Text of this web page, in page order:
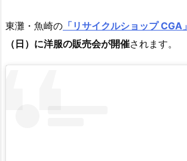
東灘・魚崎の 「リサイクルショップ CGA」
（日）に洋服の販売会が開催されます。